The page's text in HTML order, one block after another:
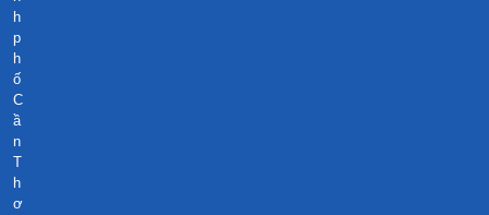
h
p
h
ố
C
ầ
n
T
h
ơ